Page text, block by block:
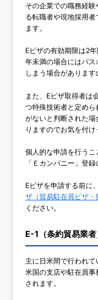
その企業での職務経
る転職者や現地採用
ます。
Eビザの有効期限は2
年未満の場合にはパ
しまう場合があります
また、Eビザ取得者は
つ特殊技術者と定め
がないと判断された
りますのでお気を付け
個人的な申請を行う
「Ｅカンパニー」登
Eビザを申請する前に
ザ（貿易駐在員ビザ
ください。
E-1（条約貿易業者
主に日米間で行われ
米国の支店や駐在員
されます。